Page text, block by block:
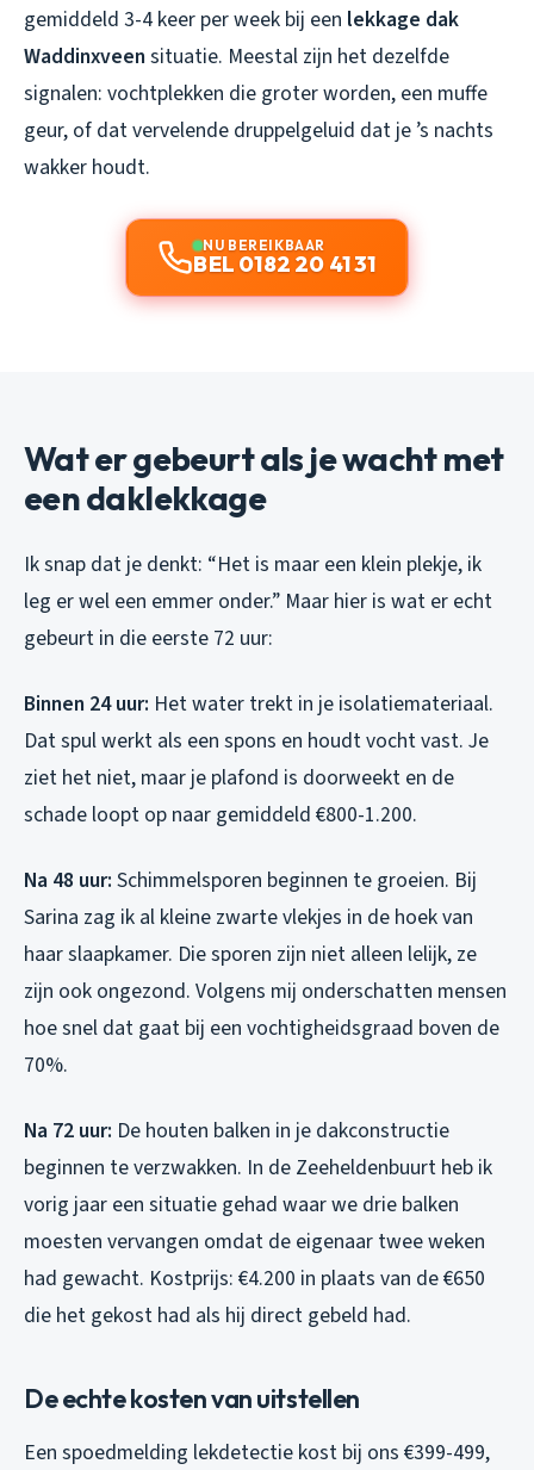
gemiddeld 3-4 keer per week bij een lekkage dak
Waddinxveen situatie. Meestal zijn het dezelfde
signalen: vochtplekken die groter worden, een muffe
geur, of dat vervelende druppelgeluid dat je ’s nachts
wakker houdt.
NU BEREIKBAAR
BEL 0182 20 41 31
Wat er gebeurt als je wacht met
een daklekkage
Ik snap dat je denkt: “Het is maar een klein plekje, ik
leg er wel een emmer onder.” Maar hier is wat er echt
gebeurt in die eerste 72 uur:
Binnen 24 uur: Het water trekt in je isolatiemateriaal.
Dat spul werkt als een spons en houdt vocht vast. Je
ziet het niet, maar je plafond is doorweekt en de
schade loopt op naar gemiddeld €800-1.200.
Na 48 uur: Schimmelsporen beginnen te groeien. Bij
Sarina zag ik al kleine zwarte vlekjes in de hoek van
haar slaapkamer. Die sporen zijn niet alleen lelijk, ze
zijn ook ongezond. Volgens mij onderschatten mensen
hoe snel dat gaat bij een vochtigheidsgraad boven de
70%.
Na 72 uur: De houten balken in je dakconstructie
beginnen te verzwakken. In de Zeeheldenbuurt heb ik
vorig jaar een situatie gehad waar we drie balken
moesten vervangen omdat de eigenaar twee weken
had gewacht. Kostprijs: €4.200 in plaats van de €650
die het gekost had als hij direct gebeld had.
De echte kosten van uitstellen
Een spoedmelding lekdetectie kost bij ons €399-499,